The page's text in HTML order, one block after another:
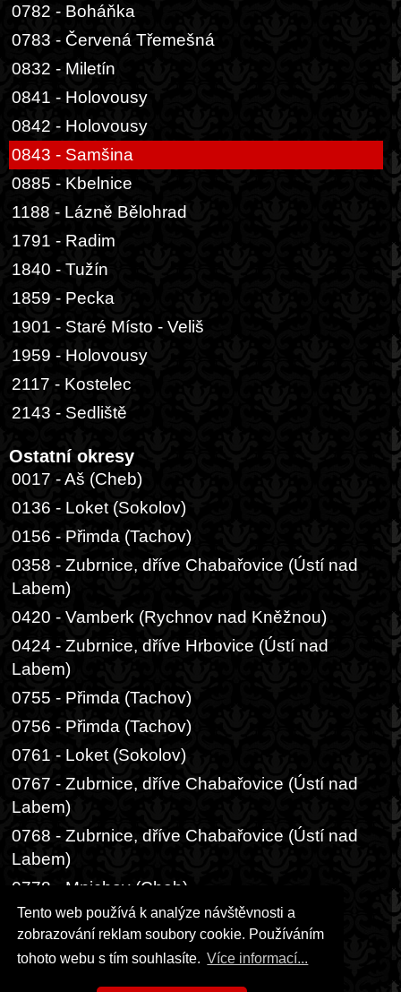
Tento web používá k analýze návštěvnosti a
zobrazování reklam soubory cookie. Používáním
tohoto webu s tím souhlasíte. Více informací...
0782 - Boháňka
0783 - Červená Třemešná
0832 - Miletín
0841 - Holovousy
0842 - Holovousy
0843 - Samšina
0885 - Kbelnice
1188 - Lázně Bělohrad
1791 - Radim
1840 - Tužín
1859 - Pecka
1901 - Staré Místo - Veliš
1959 - Holovousy
2117 - Kostelec
2143 - Sedliště
Ostatní okresy
0017 - Aš (Cheb)
0136 - Loket (Sokolov)
0156 - Přimda (Tachov)
0358 - Zubrnice, dříve Chabařovice (Ústí nad
Labem)
0420 - Vamberk (Rychnov nad Kněžnou)
0424 - Zubrnice, dříve Hrbovice (Ústí nad
Labem)
0755 - Přimda (Tachov)
0756 - Přimda (Tachov)
0761 - Loket (Sokolov)
0767 - Zubrnice, dříve Chabařovice (Ústí nad
Labem)
0768 - Zubrnice, dříve Chabařovice (Ústí nad
Labem)
0778 - Mnichov (Cheb)
0824 - Moravské Budějovice (Třebíč)
1653 - Aš